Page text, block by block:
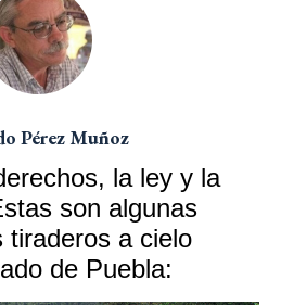
Pérez Muñoz
la ley y la
son algunas
tiraderos a cielo
de Puebla: